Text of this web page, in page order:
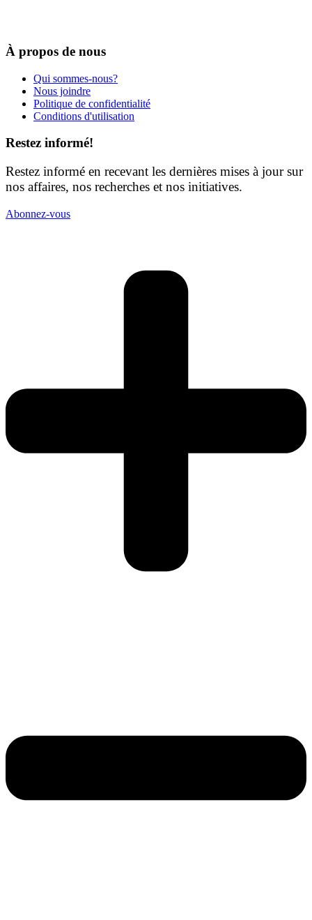
À propos de nous
Qui sommes-nous?
Nous joindre
Politique de confidentialité
Conditions d'utilisation
Restez informé!
Restez informé en recevant les dernières mises à jour sur
nos affaires, nos recherches et nos initiatives.
Abonnez-vous